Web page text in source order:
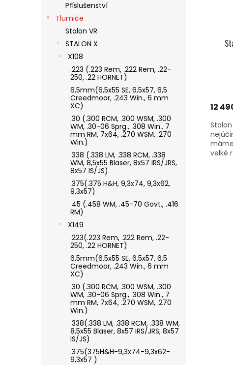
Příslušenství
Tlumiče
Stalon VR
STALON X
X108
.223 (.223 Rem, .222 Rem, .22-
250, .22 HORNET)
6,5mm(6,5x55 SE, 6,5x57, 6,5
Creedmoor, .243 Win., 6 mm
XC)
.30 (.300 RCM, .300 WSM, .300
WM, .30-06 Sprg., .308 Win., 7
mm RM, 7x64, .270 WSM, .270
Win.)
.338 (.338 LM, .338 RCM, .338
WM, 8,5x55 Blaser, 8x57 IRS/JRS,
8x57 IS/JS)
.375(.375 H&H, 9,3x74, 9,3x62,
9,3x57)
.45 (.458 WM, .45-70 Govt., .416
RM)
X149
.223(.223 Rem, .222 Rem, .22-
250, .22 HORNET)
6,5mm(6,5x55 SE, 6,5x57, 6,5
Creedmoor, .243 Win., 6 mm
XC)
.30 (.300 RCM, .300 WSM, .300
WM, .30-06 Sprg., .308 Win., 7
mm RM, 7x64, .270 WSM, .270
Win.)
.338(.338 LM, .338 RCM, .338 WM,
8,5x55 Blaser, 8x57 IRS/JRS, 8x57
IS/JS)
.375(375H&H-9,3x74-9,3x62-
9,3x57 )
12
velké